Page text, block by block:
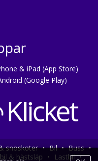
& iPad (App Store)
(Google Play)
snöskoter • Bil • Buss •
& hästsläp • Lastbil •